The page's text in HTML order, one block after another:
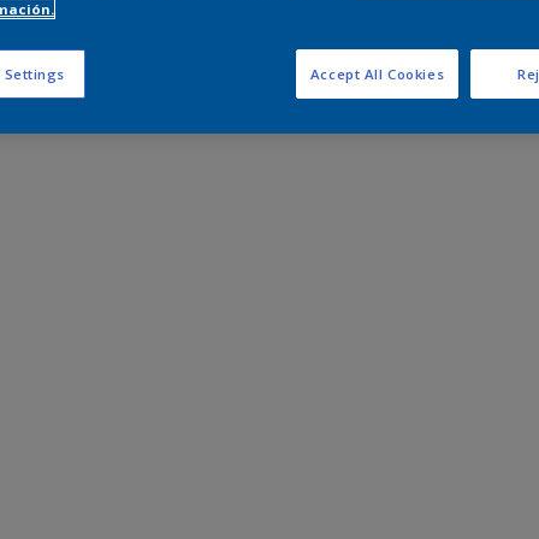
Settings Accept All Cookies